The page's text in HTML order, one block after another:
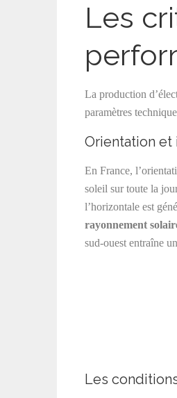
Les
La production
paramètres
Orientation et
En France,
soleil sur toute la
l’horizontale est
rayonnement
sud-ouest entraîne
Les